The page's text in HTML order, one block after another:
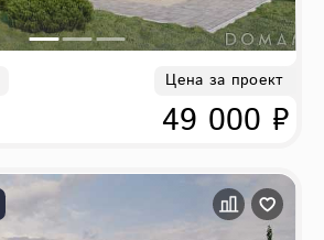
Цена за проект
49 000 ₽